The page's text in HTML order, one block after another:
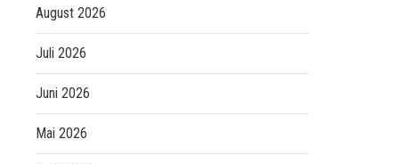
August 2026
Juli 2026
Juni 2026
Mai 2026